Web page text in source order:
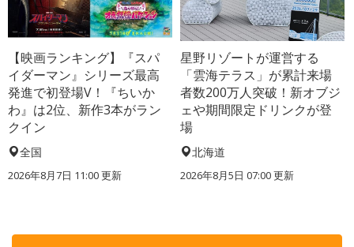
【映画ランキング】『スパ
イダーマン』シリーズ最高
発進で初登場V！『ちいか
わ』は2位、新作3本がラン
クイン
全国
2026年8月7日 11:00更新
星野リゾートが運営する
「雲海テラス」が累計来場
者数200万人突破！新オブジ
ェや期間限定ドリンクが登
場
北海道
2026年8月5日 07:00更新